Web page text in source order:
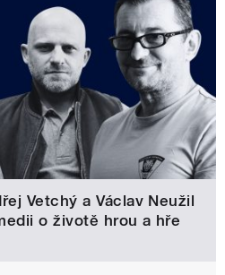
Vetchý a Václav Neužil
o životě hrou a hře